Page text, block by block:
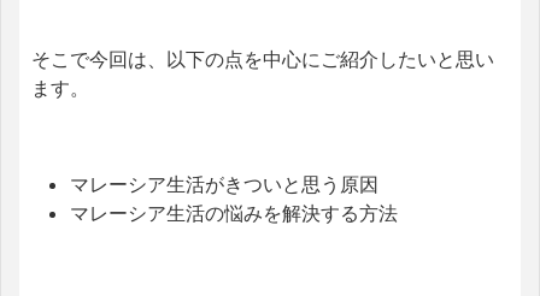
そこで今回は、以下の点を中心にご紹介したいと思い
ます。
マレーシア生活がきついと思う原因
マレーシア生活の悩みを解決する方法